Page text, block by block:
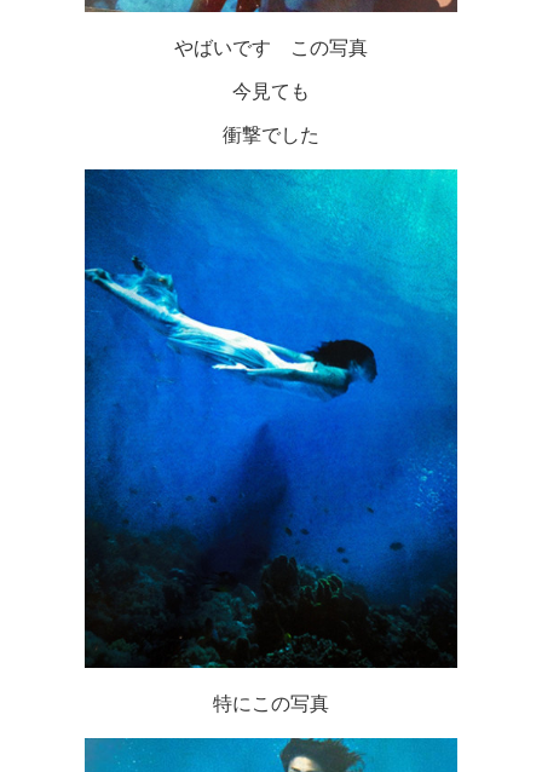
やばいです この写真
今見ても
衝撃でした
特にこの写真